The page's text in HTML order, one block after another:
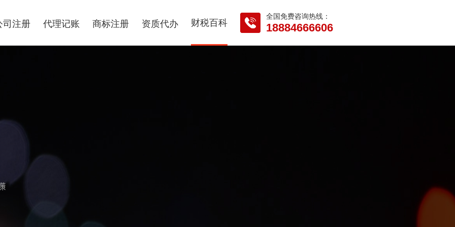
司注册 代理记账 商标注册 资质代办 财税百科 全国免费咨询热线：
18884666606